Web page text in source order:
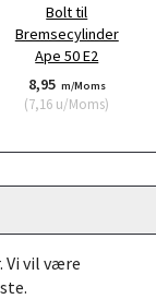
Bolt til
Bremsecylinder
Ape 50 E2
8,95 m/Moms
(7,16 u/Moms)
Vi vil være